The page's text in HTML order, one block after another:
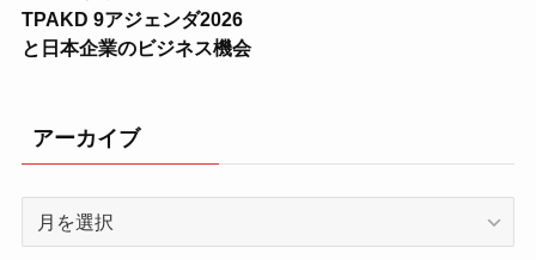
TPAKD 9アジェンダ2026
と日本企業のビジネス機会
アーカイブ